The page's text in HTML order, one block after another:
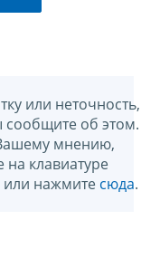
или неточность,
об этом.
мнению,
клавиатуре
нажмите сюда.